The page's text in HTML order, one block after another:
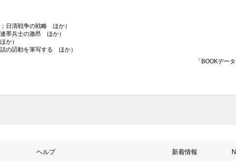
日清戦争の戦略 ほか）
帯兵士の激昂 ほか）
か）
の詔勅を筆写する ほか）
「BOOKデー
ヘルプ 新着情報